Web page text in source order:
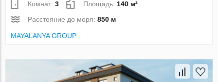
Комнат:3 Площадь: 140 м²
Расстояние до моря:850 м
MAYALANYA GROUP